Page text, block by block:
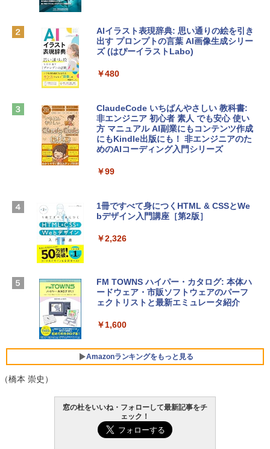
￥162,598
tomtoc 360°保護 15.6 16インチ パソコ
￥2,952
Apple 2026 MacBook Air M5チップ搭載
igence、13.6インチLiquid Retinaディ
ームカメラ、日本語キーボード、Touch I
D - ミッドナイト
￥298,901
ン 15-fd 15.6インチ 16GBメモリ 512GB
SSD インテル Core 5
ersonal/Copilotキー搭載/Win 11/15.6型/
Core i5/16GB/SSD 512GB/ホワイト) FM
￥139,880
Microsoft Office Home & Business 202
4(最新 永続版)|オンラインコード版|Wind
Robloxギフトカード - 2,000 Robux 【限
定バーチャルアイテムを含む】 【オンラ
インゲームコード】 ロブロックス | オン
ラインコード版
￥3,200
Robloxギフトカード - 1000 Robux 【限
定バーチャルアイテムを含む】 【オンラ
ラインコード版
Windows版 | Minecraft (マインクラフ
ト): Java & Bedrock Edition | オンライ
AIイラスト表現辞典: 思い通りの絵を引き
出す プロンプトの言葉 AI画像生成シリー
ズ (はぴーイラストLabo)
￥480
ClaudeCode いちばんやさしい 教科書:
非エンジニア 初心者 素人 でも安心 使い
方 マニュアル AI副業にもコンテンツ作成
にもKindle出版にも！ 非エンジニアのた
めのAIコーディング入門シリーズ
￥99
1冊ですべて身につくHTML & CSSとWe
bデザイン入門講座［第2版］
￥2,326
FM TOWNS ハイパー・カタログ: 本体ハ
ードウェア・市販ソフトウェアのパーフ
ェクトリストと最新エミュレータ紹介
￥1,600
Amazonランキングをもっと見る
Amazon Kindle Paperwhite (16GB) 7イ
ンチディスプレイ、色調調節ライト、12
週間持続バッテリー、広告なし、ブラッ
ク
（橋本 崇史）
窓の杜をいいね・フォローして最新記事をチ
ェック！